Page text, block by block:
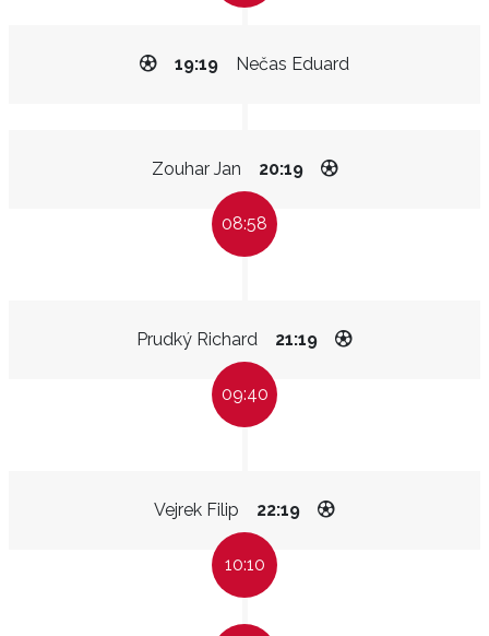
Nečas Eduard
19:19
Zouhar Jan 20:19
08:58
Prudký Richard 21:19
09:40
Vejrek Filip 22:19
10:10